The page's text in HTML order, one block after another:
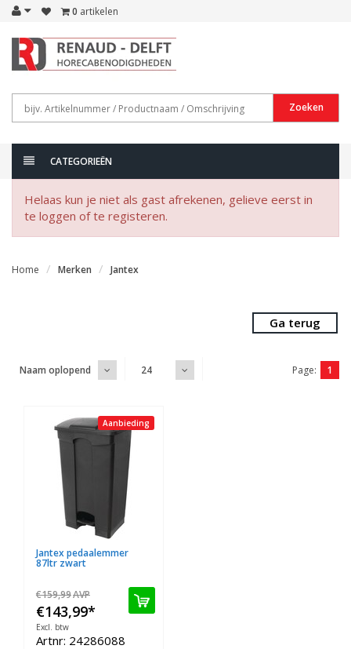
0 artikelen
Zoeken
CATEGORIEËN
Helaas kun je niet als gast afrekenen, gelieve eerst in
te loggen of te registeren.
Home Merken Jantex
Ga terug
Naam oplopend 24 Page: 1
Aanbieding
Jantex pedaalemmer
87ltr zwart
€159,99AVP
€143,99*
Excl. btw
Artnr: 24286088